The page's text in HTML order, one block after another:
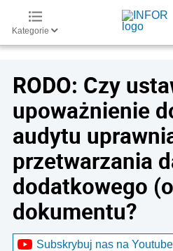
Kategorie
RODO: Czy
upoważnienie
audytu
przetwarzania
dodatkowego
dokumentu?
Subskrybuj nas na Youtube